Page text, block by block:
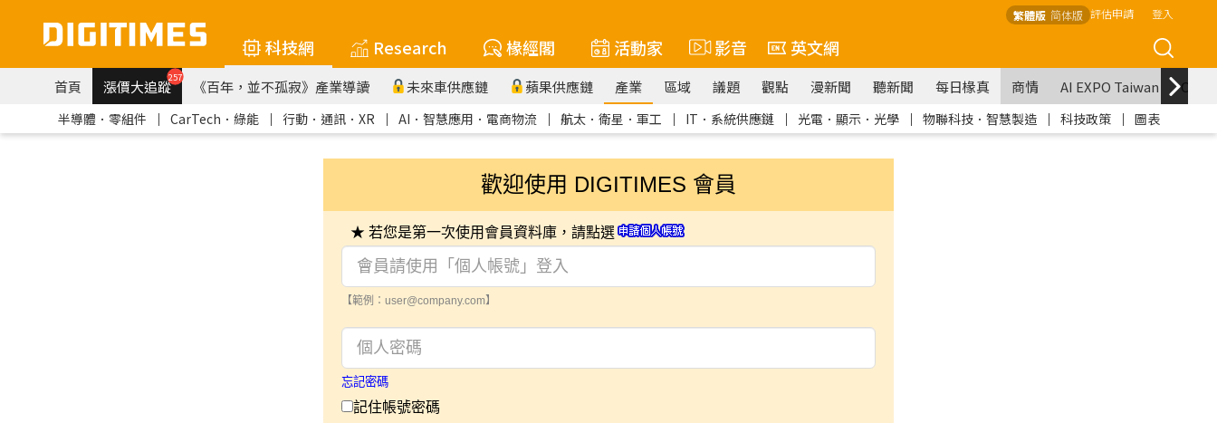
繁體版 简体版 評估申請 登入
科技網 Research 椽經閣 活動家 影音 英文網
首頁 漲價大追蹤257 《百年，並不孤寂》產業導讀 未來車供應鏈 蘋果供應鏈 產業 區域 議題 觀點 漫新聞 聽新聞 每日椽真 商情 AI EXPO Taiwan
半導體．零組件 ｜ CarTech．綠能 ｜ 行動．通訊．XR ｜ AI．智慧應用．電商物流 ｜ 航太．衛星．軍工 ｜ IT．系統供應鏈 ｜ 光電．顯示．光學 ｜ 物聯科技．智慧製造 ｜ 科技政策 ｜ 圖表
歡迎使用 DIGITIMES 會員
★ 若您是第一次使用會員資料庫，請點選
【範例：user@company.com】
忘記密碼
記住帳號密碼